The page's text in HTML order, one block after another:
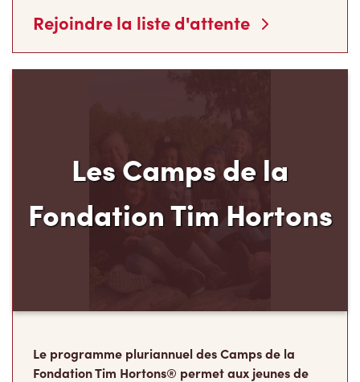
Rejoindre la liste d'attente
Les Camps de la
Fondation Tim Hortons
Le programme pluriannuel des Camps de la
Fondation Tim Hortons® permet aux jeunes de